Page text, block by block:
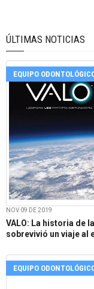
ÚLTIMAS NOTICIAS
EQUIPO
NOV 09 DE 2019
VALO: La historia de
sobrevivió un viaje al
EQUIPO